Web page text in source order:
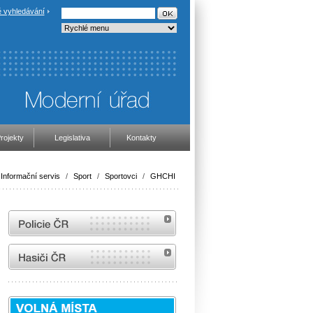
vyhledávání
Legislativa Kontakty
Informační servis / Sport / Sportovci / GHCHI
internetové stránky Policie ČR
internetové stránky Hasiči ČR